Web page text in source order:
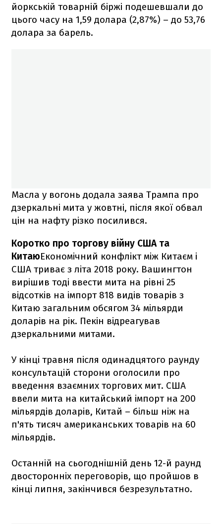
йоркській товарній біржі подешевшали до
цього часу на 1,59 долара (2,87%) – до 53,76
долара за барель.
Масла у вогонь додала заява Трампа про
дзеркальні мита у жовтні, після якої обвал
цін на нафту різко посилився.
Коротко про торгову війну США та
КитаюЕкономічний конфлікт між Китаєм і
США триває з літа 2018 року. Вашингтон
вирішив тоді ввести мита на рівні 25
відсотків на імпорт 818 видів товарів з
Китаю загальним обсягом 34 мільярди
доларів на рік. Пекін відреагував
дзеркальними митами.
У кінці травня після одинадцятого раунду
консультацій сторони оголосили про
введення взаємних торгових мит. США
ввели мита на китайський імпорт на 200
мільярдів доларів, Китай – більш ніж на
п'ять тисяч американських товарів на 60
мільярдів.
Останній на сьогоднішній день 12-й раунд
двосторонніх переговорів, що пройшов в
кінці липня, закінчився безрезультатно.